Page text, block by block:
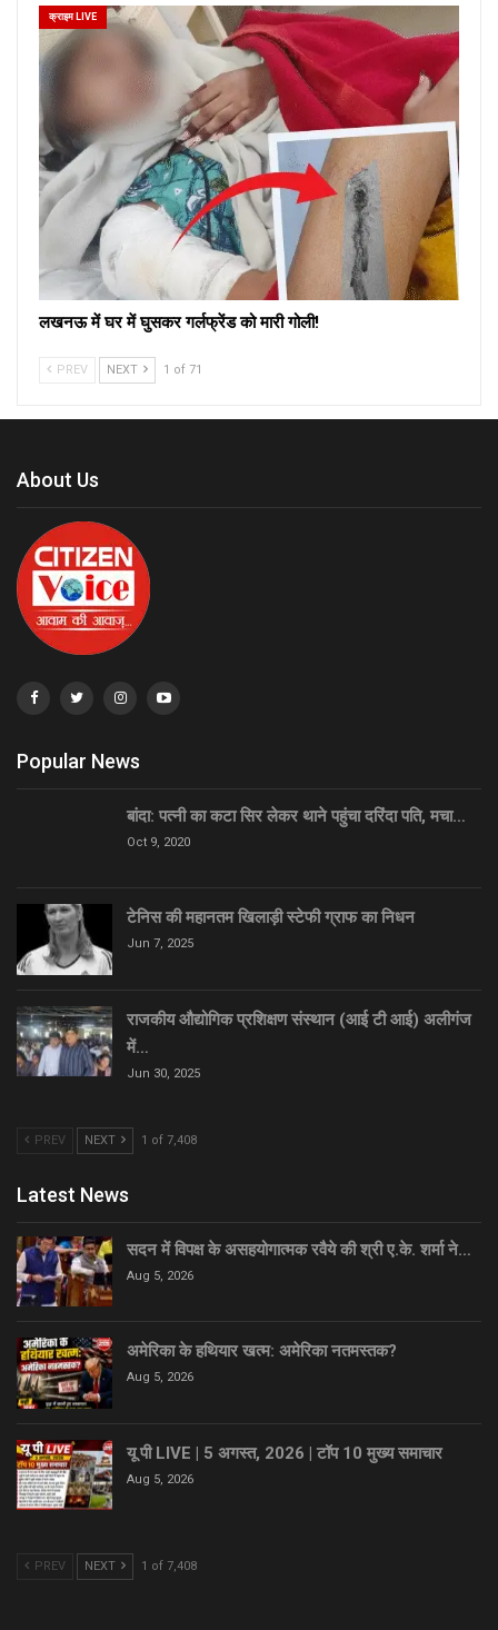
क्राइम LIVE
लखनऊ में घर में घुसकर गर्लफ्रेंड को मारी गोली!
PREV NEXT 1 of 71
About Us
Popular News
बांदा: पत्नी का कटा सिर लेकर थाने पहुंचा दरिंदा पति, मचा…
Oct 9, 2020
टेनिस की महानतम खिलाड़ी स्टेफी ग्राफ का निधन
Jun 7, 2025
राजकीय औद्योगिक प्रशिक्षण संस्थान (आई टी आई) अलीगंज
में…
Jun 30, 2025
PREV NEXT 1 of 7,408
Latest News
सदन में विपक्ष के असहयोगात्मक रवैये की श्री ए.के. शर्मा ने…
Aug 5, 2026
अमेरिका के हथियार खत्म: अमेरिका नतमस्तक?
Aug 5, 2026
यू पी LIVE | 5 अगस्त, 2026 | टॉप 10 मुख्य समाचार
Aug 5, 2026
PREV NEXT 1 of 7,408